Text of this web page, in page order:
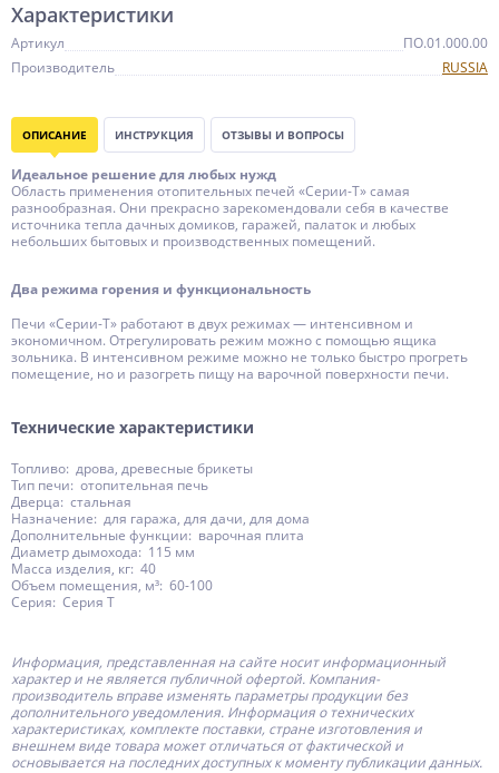
Характеристики
Артикул
ПО.01.000.00
Производитель
RUSSIA
ОПИСАНИЕ ИНСТРУКЦИЯ ОТЗЫВЫ И ВОПРОСЫ
Идеальное решение для любых нужд
Область применения отопительных печей «Серии-Т» самая
разнообразная. Они прекрасно зарекомендовали себя в качестве
источника тепла дачных домиков, гаражей, палаток и любых
небольших бытовых и производственных помещений.
Два режима горения и функциональность
Печи «Серии-Т» работают в двух режимах — интенсивном и
экономичном. Отрегулировать режим можно с помощью ящика
зольника. В интенсивном режиме можно не только быстро прогреть
помещение, но и разогреть пищу на варочной поверхности печи.
Технические характеристики
Топливо: дрова, древесные брикеты
Тип печи: отопительная печь
Дверца: стальная
Назначение: для гаража, для дачи, для дома
Дополнительные функции: варочная плита
Диаметр дымохода: 115 мм
Масса изделия, кг: 40
Объем помещения, м³: 60-100
Серия: Серия Т
Информация, представленная на сайте носит информационный
характер и не является публичной офертой. Компания-
производитель вправе изменять параметры продукции без
дополнительного уведомления. Информация о технических
характеристиках, комплекте поставки, стране изготовления и
внешнем виде товара может отличаться от фактической и
основывается на последних доступных к моменту публикации данных.